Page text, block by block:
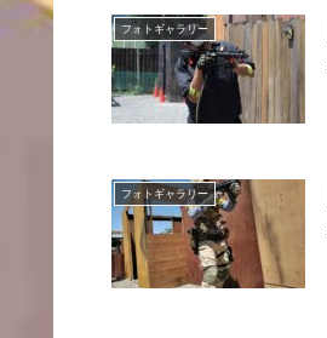
フォトギャラリー
フォトギャラリー